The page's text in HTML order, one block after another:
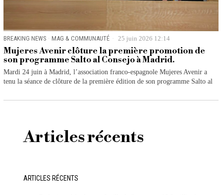
BREAKING NEWS · MAG & COMMUNAUTÉ 25 juin 2026 12:14
Mujeres Avenir clôture la première promotion de
son programme Salto al Consejo à Madrid.
Mardi 24 juin à Madrid, l’association franco-espagnole Mujeres Avenir a
tenu la séance de clôture de la première édition de son programme Salto al
Articles récents
ARTICLES RÉCENTS